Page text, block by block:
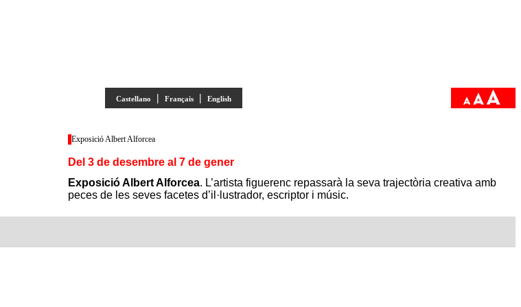
Castellano | Français | English
Exposició Albert Alforcea
Del 3 de desembre al 7 de gener
Exposició Albert Alforcea. L’artista figuerenc repassarà la seva trajectòria creativa amb
peces de les seves facetes d’il·lustrador, escriptor i músic.